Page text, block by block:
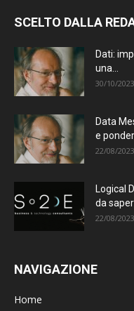
SCELTO DALLA
Dati:
una...
30/10/2023
Data
e
22/08/2023
Logical
da
22/08/2023
NAVIGAZIONE
Home